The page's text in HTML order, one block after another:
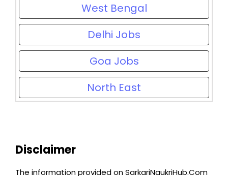
West Bengal
Delhi Jobs
Goa Jobs
North East
Disclaimer
The information provided on SarkariNaukriHub.Com